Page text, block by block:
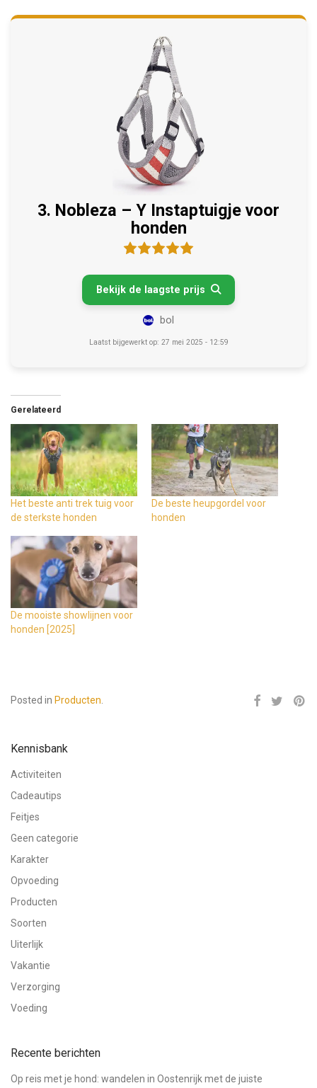
3. Nobleza – Y Instaptuigje voor
honden
Bekijk de laagste prijs 
bol
Laatst bijgewerkt op: 27 mei 2025 - 12:59
Gerelateerd
Het beste anti trek tuig voor
de sterkste honden
De beste heupgordel voor
honden
De mooiste showlijnen voor
honden [2025]
Posted in Producten.
Kennisbank
Activiteiten
Cadeautips
Feitjes
Geen categorie
Karakter
Opvoeding
Producten
Soorten
Uiterlijk
Vakantie
Verzorging
Voeding
Recente berichten
Op reis met je hond: wandelen in Oostenrijk met de juiste